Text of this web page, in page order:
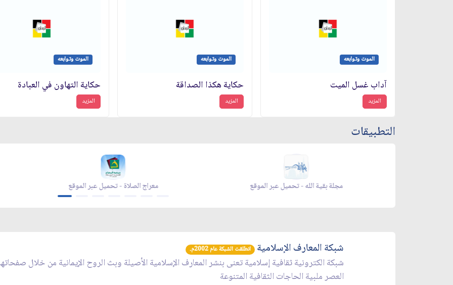
الموت وتوابعه
آداب غسل الميت
المزيد
الموت وتوابعه
حكاية هكذا الصداقة
المزيد
الموت وتوابعه
حكاية التهاون في العبادة
المزيد
التطبيقات
معراج الصلاة - تحميل عبر الموقع مجلة بقية الله - تحميل عبر الموقع
شبكة المعارف الإسلامية انطلقت الشبكة عام 2002م.
شبكة الكترونية ثقافية إسلامية تعنى بنشر المعارف الإسلامية الأصيلة وبث الروح الإيمانية من خلال
العصر ملبية الحاجات الثقافية المتنوعة